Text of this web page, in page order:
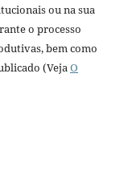
ou na sua
o processo
bem como
(VejaO